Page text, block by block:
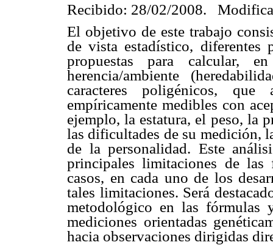
Recibido: 28/02/2008.
El objetivo de este trabajo
de vista estadístico, diferentes
propuestas para calcular,
herencia/ambiente
caracteres poligénicos,
empíricamente medibles con
ejemplo, la estatura, el peso, la
las dificultades de su medición,
de la personalidad. Este
principales limitaciones de las
casos, en cada uno de los
tales limitaciones. Será
metodológico en las fórmulas
mediciones orientadas
hacia observaciones dirigidas